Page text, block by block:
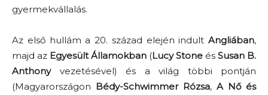
gyermekvállalás.
Az első hullám a 20. század elején indult Angliában,
majd az Egyesült Államokban (Lucy Stone és Susan B.
Anthonyvezetésével) és a világ többi pontján
(Magyarországon Bédy-Schwimmer Rózsa, A Nő és